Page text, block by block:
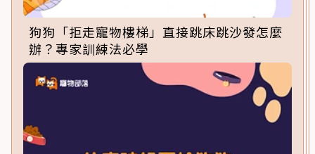
狗狗「拒走寵物樓梯」直接跳床跳沙發怎麼
辦？專家訓練法必學